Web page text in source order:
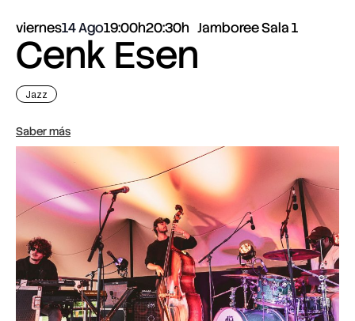
viernes14 Ago19:00h20:30h Jamboree Sala 1
Cenk Esen
Jazz
Saber más